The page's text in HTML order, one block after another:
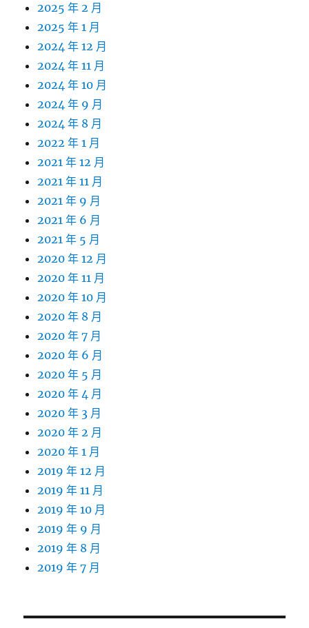
2025 年 2 月
2025 年 1 月
2024 年 12 月
2024 年 11 月
2024 年 10 月
2024 年 9 月
2024 年 8 月
2022 年 1 月
2021 年 12 月
2021 年 11 月
2021 年 9 月
2021 年 6 月
2021 年 5 月
2020 年 12 月
2020 年 11 月
2020 年 10 月
2020 年 8 月
2020 年 7 月
2020 年 6 月
2020 年 5 月
2020 年 4 月
2020 年 3 月
2020 年 2 月
2020 年 1 月
2019 年 12 月
2019 年 11 月
2019 年 10 月
2019 年 9 月
2019 年 8 月
2019 年 7 月